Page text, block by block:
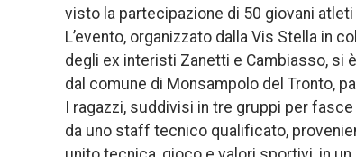
visto la partecipazione di 50 giovani atleti
L’evento, organizzato dalla Vis Stella in
degli ex interisti Zanetti e Cambiasso,
dal comune di Monsampolo del Tronto,
I ragazzi, suddivisi in tre gruppi per
da uno staff tecnico qualificato,